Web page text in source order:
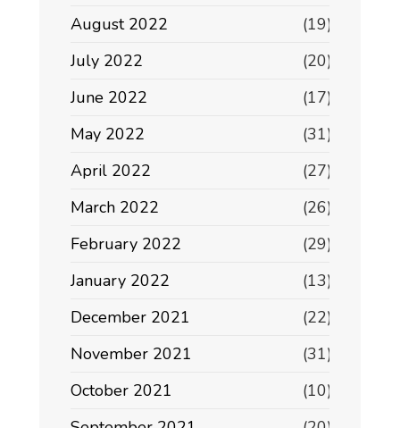
August 2022
(19)
July 2022
(20)
June 2022
(17)
May 2022
(31)
April 2022
(27)
March 2022
(26)
February 2022
(29)
January 2022
(13)
December 2021
(22)
November 2021
(31)
October 2021
(10)